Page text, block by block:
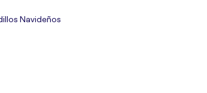
Navideños